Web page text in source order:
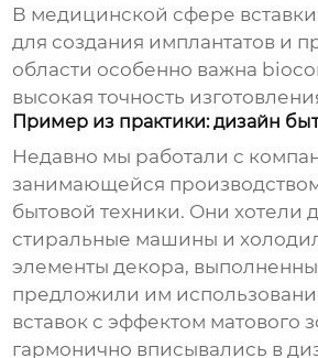
В медицинской сфере
для создания имплантатов и
области особенно важна
высокая точность
Пример из практики: дизайн
Недавно мы работали с
занимающейся
бытовой техники. Они хотели
стиральные машины и
элементы декора,
предложили им
вставок с эффектом матового
гармонично вписывались в